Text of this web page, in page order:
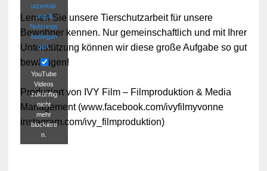
utzerklär
ung &
Nutzungs
bedingun
gen.
YouTube
Videos
zukünftig
nicht
mehr
blockiere
n.
Lernen Sie unsere Tierschutzarbeit für unsere
Bewohner kennen. Nur gemeinschaftlich und mit Ihrer
Unterstützung können wir diese große Aufgabe so gut
bewältigen!
Produziert von IVY Film – Filmproduktion & Media
Management (www.facebook.com/ivyfilmyvonne
instagram.com/ivy_filmproduktion)